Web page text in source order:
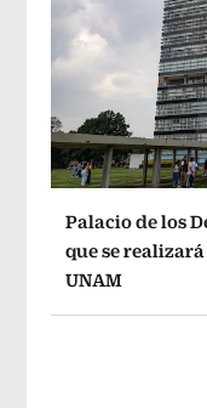
Palacio de los
que se
UNAM